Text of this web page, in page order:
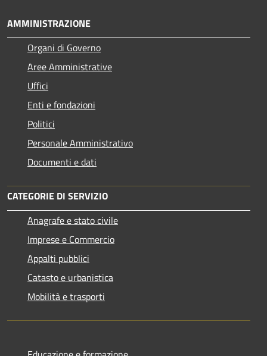
AMMINISTRAZIONE
Organi di Governo
Aree Amministrative
Uffici
Enti e fondazioni
Politici
Personale Amministrativo
Documenti e dati
CATEGORIE DI SERVIZIO
Anagrafe e stato civile
Imprese e Commercio
Appalti pubblici
Catasto e urbanistica
Mobilità e trasporti